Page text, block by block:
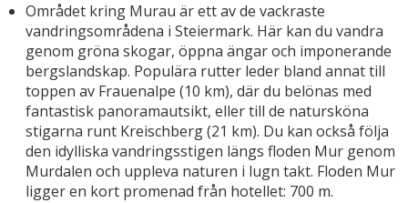
Området kring Murau är ett av de vackraste
vandringsområdena i Steiermark. Här kan du vandra
genom gröna skogar, öppna ängar och imponerande
bergslandskap. Populära rutter leder bland annat till
toppen av Frauenalpe (10 km), där du belönas med
fantastisk panoramautsikt, eller till de natursköna
stigarna runt Kreischberg (21 km). Du kan också följa
den idylliska vandringsstigen längs floden Mur genom
Murdalen och uppleva naturen i lugn takt. Floden Mur
ligger en kort promenad från hotellet: 700 m.